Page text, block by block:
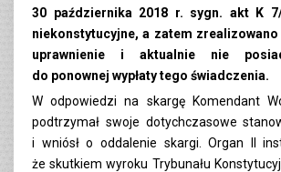
30 października 2018 r. sygn. akt K
niekonstytucyjne, a zatem
uprawnienie i aktualnie nie
do ponownej wypłaty tego świadczenia.
W odpowiedzi na skargę Komendant
podtrzymał swoje dotychczasowe
i wniósł o oddalenie skargi. Organ II
że skutkiem wyroku Trybunału